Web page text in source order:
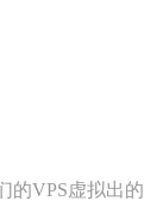
的VPS虚拟出的